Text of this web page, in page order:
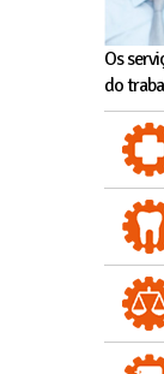
Os
do